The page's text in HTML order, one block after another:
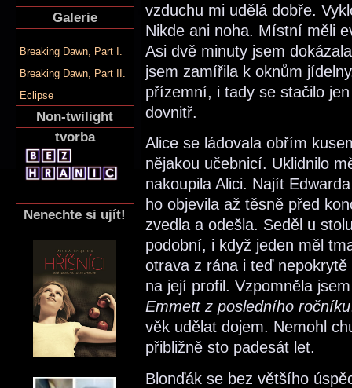
Galerie
Breaking Dawn, Part I.
Breaking Dawn, Part II.
Eclipse
Non-twilight
tvorba
Nenechte si ujít!
vzduchu mi udělá dobře.
Nikde ani noha. Místní měli
Asi dvě minuty jsem
jsem zamířila k oknům
přízemní, i tady se stačilo
dovnitř.
Alice se ládovala obřím
nějakou učebnicí. Uklidnilo
nakoupila Alici. Najít
ho objevila až těsně před
zvedla a odešla. Seděl u
podobní, i když jeden měl
otrava z rána i teď
na její profil. Vzpomněla
Emmett z posledního ročníku
věk udělat dojem. Nemohl
přibližně sto padesát let.
Blonďák se bez většího